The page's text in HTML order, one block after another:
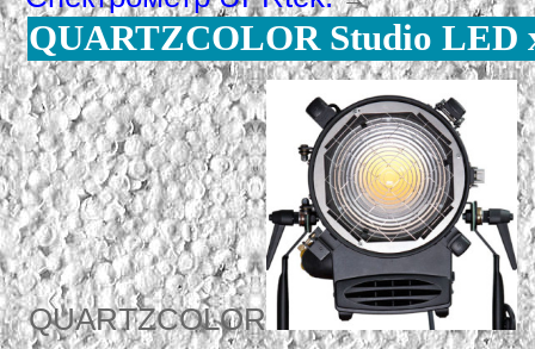
QUARTZCOLOR Studio LED
QUARTZCOLOR